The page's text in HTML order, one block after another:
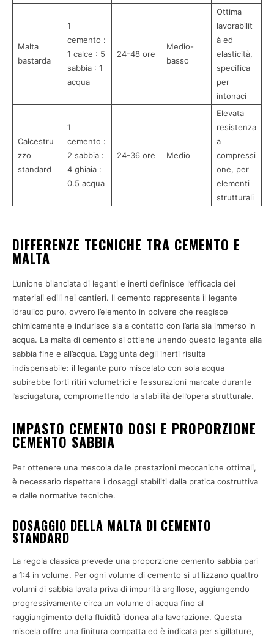
Malta
bastarda
1
cemento :
1 calce : 5
sabbia : 1
acqua
24-48 ore
Medio-
basso
Ottima
lavorabilit
à ed
elasticità,
specifica
per
intonaci
Calcestru
zzo
standard
1
cemento :
2 sabbia :
4 ghiaia :
0.5 acqua
24-36 ore Medio
Elevata
resistenza
a
compressi
one, per
elementi
strutturali
DIFFERENZE TECNICHE TRA CEMENTO E
MALTA
L’unione bilanciata di leganti e inerti definisce l’efficacia dei
materiali edili nei cantieri. Il cemento rappresenta il legante
idraulico puro, ovvero l’elemento in polvere che reagisce
chimicamente e indurisce sia a contatto con l’aria sia immerso in
acqua. La malta di cemento si ottiene unendo questo legante alla
sabbia fine e all’acqua. L’aggiunta degli inerti risulta
indispensabile: il legante puro miscelato con sola acqua
subirebbe forti ritiri volumetrici e fessurazioni marcate durante
l’asciugatura, compromettendo la stabilità dell’opera strutturale.
IMPASTO CEMENTO DOSI E PROPORZIONE
CEMENTO SABBIA
Per ottenere una mescola dalle prestazioni meccaniche ottimali,
è necessario rispettare i dosaggi stabiliti dalla pratica costruttiva
e dalle normative tecniche.
DOSAGGIO DELLA MALTA DI CEMENTO
STANDARD
La regola classica prevede una proporzione cemento sabbia pari
a 1:4 in volume. Per ogni volume di cemento si utilizzano quattro
volumi di sabbia lavata priva di impurità argillose, aggiungendo
progressivamente circa un volume di acqua fino al
raggiungimento della fluidità idonea alla lavorazione. Questa
miscela offre una finitura compatta ed è indicata per sigillature,